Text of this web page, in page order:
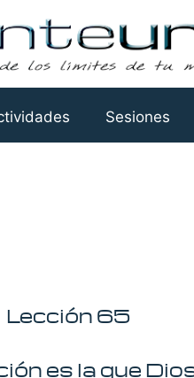
Sesiones
Lección 65
es la que